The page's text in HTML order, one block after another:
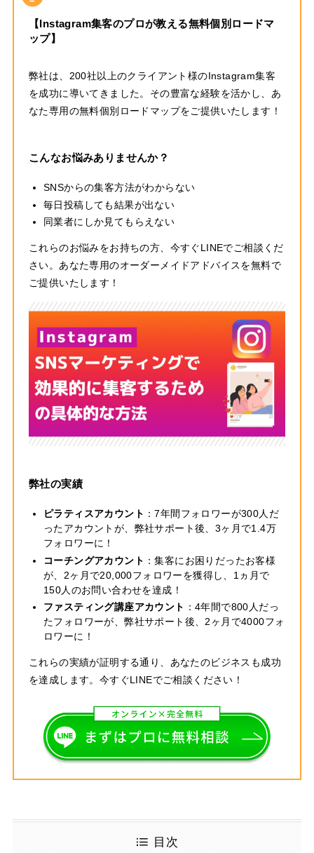
【Instagram集客のプロが教える無料個別ロードマ
ップ】
弊社は、200社以上のクライアント様のInstagram集客
を成功に導いてきました。その豊富な経験を活かし、あ
なた専用の無料個別ロードマップをご提供いたします！
こんなお悩みありませんか？
SNSからの集客方法がわからない
毎日投稿しても結果が出ない
同業者にしか見てもらえない
これらのお悩みをお持ちの方、今すぐLINEでご相談くだ
さい。あなた専用のオーダーメイドアドバイスを無料で
ご提供いたします！
弊社の実績
ピラティスアカウント ：7年間フォロワーが300人だ
ったアカウントが、弊社サポート後、3ヶ月で1.4万
フォロワーに！
コーチングアカウント ：集客にお困りだったお客様
が、2ヶ月で20,000フォロワーを獲得し、1ヵ月で
150人のお問い合わせを達成！
ファスティング講座アカウント ：4年間で800人だっ
たフォロワーが、弊社サポート後、2ヶ月で4000フォ
ロワーに！
これらの実績が証明する通り、あなたのビジネスも成功
を達成します。今すぐLINEでご相談ください！
目次